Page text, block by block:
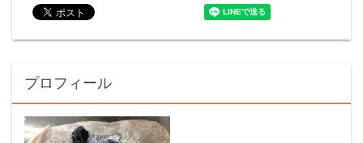
プロフィール